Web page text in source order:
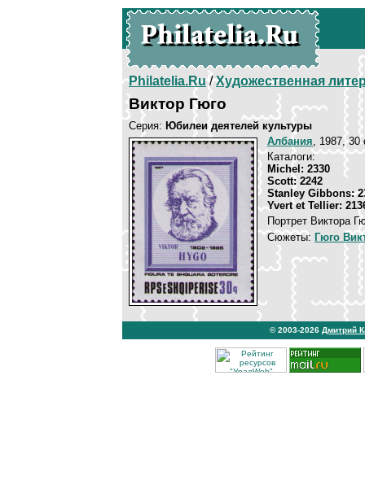
Philatelia.Ru/Художественная
Виктор Гюго
Серия: Юбилеи деятелей культуры
Албания, 1987, 30
Каталоги:
Michel: 2330
Scott: 2242
Stanley Gibbons:
Yvert et Tellier:
Портрет Виктора
Сюжеты: Гюго
© 2003-2026 Дмитрий